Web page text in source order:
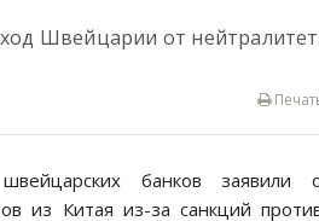
Швейцарии от
банков заявили
из Китая из-за санкций